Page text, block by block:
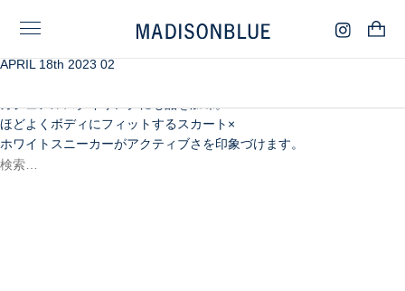
APRIL 18th 2023 02
ヴィンテージルックを品よく整える、海のようなネイビーブルー。
ほどよくボディにフィットするスカート×
ホワイトスニーカーがアクティブさを印象づけます。
検